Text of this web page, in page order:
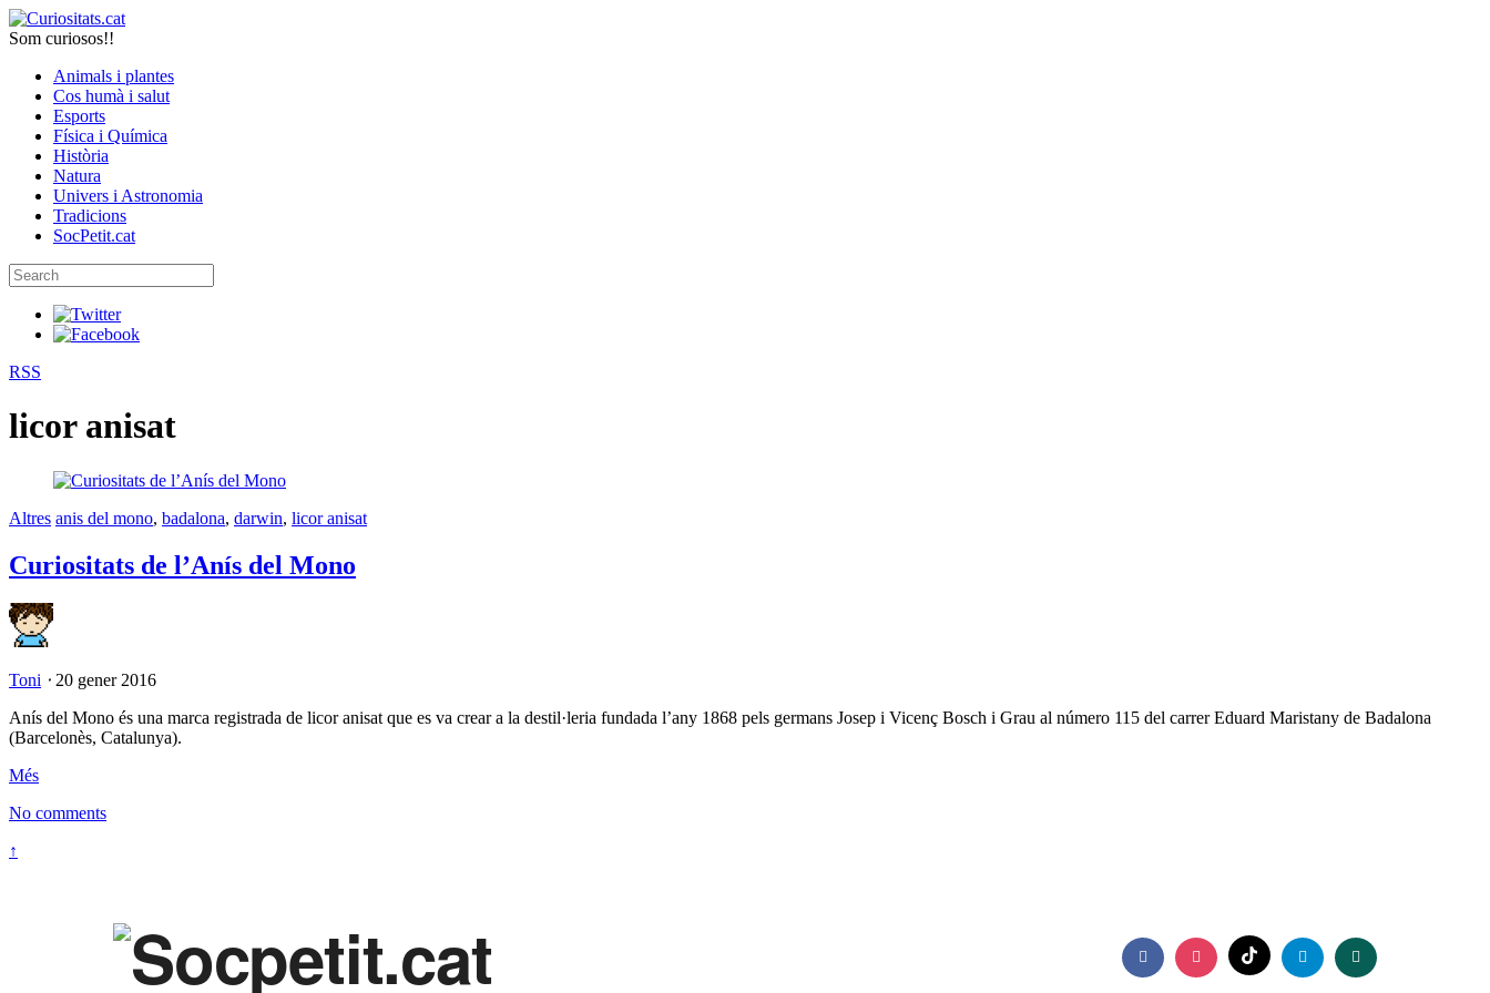
Som curiosos!!
Animals i plantes
Cos humà i salut
Esports
Física i Química
Història
Natura
Univers i Astronomia
Tradicions
SocPetit.cat
RSS
licor anisat
Altres anis del mono, badalona, darwin, licor anisat
Curiositats de l’Anís del Mono
Toni ⋅ 20 gener 2016
Anís del Mono és una marca registrada de licor anisat que es va crear a la destil·leria fundada l’any 1868 pels germans Josep i Vicenç Bosch i Grau al número 115 del carrer Eduard Maristany de Badalona
(Barcelonès, Catalunya).
Més
No comments
↑